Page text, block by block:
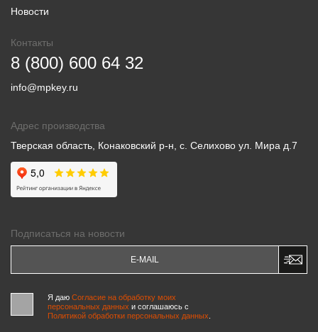
Новости
Контакты
8 (800) 600 64 32
info@mpkey.ru
Адрес производства
Тверская область, Конаковский р-н, с. Селихово ул. Мира д.7
Подписаться на новости
Я даю Согласие на обработку моих
персональных данных и соглашаюсь c
Политикой обработки персональных данных